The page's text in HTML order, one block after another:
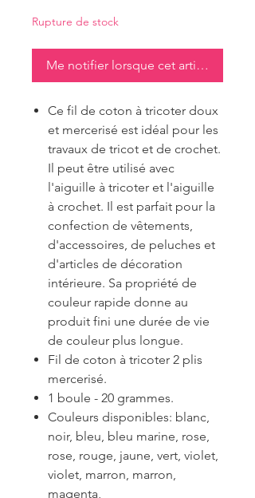
Rupture de stock
Me notifier lorsque cet article est
Ce fil de coton à tricoter doux
et mercerisé est idéal pour les
travaux de tricot et de crochet.
Il peut être utilisé avec
l'aiguille à tricoter et l'aiguille
à crochet. Il est parfait pour la
confection de vêtements,
d'accessoires, de peluches et
d'articles de décoration
intérieure. Sa propriété de
couleur rapide donne au
produit fini une durée de vie
de couleur plus longue.
Fil de coton à tricoter 2 plis
mercerisé.
1 boule - 20 grammes.
Couleurs disponibles: blanc,
noir, bleu, bleu marine, rose,
rose, rouge, jaune, vert, violet,
violet, marron, marron,
magenta,